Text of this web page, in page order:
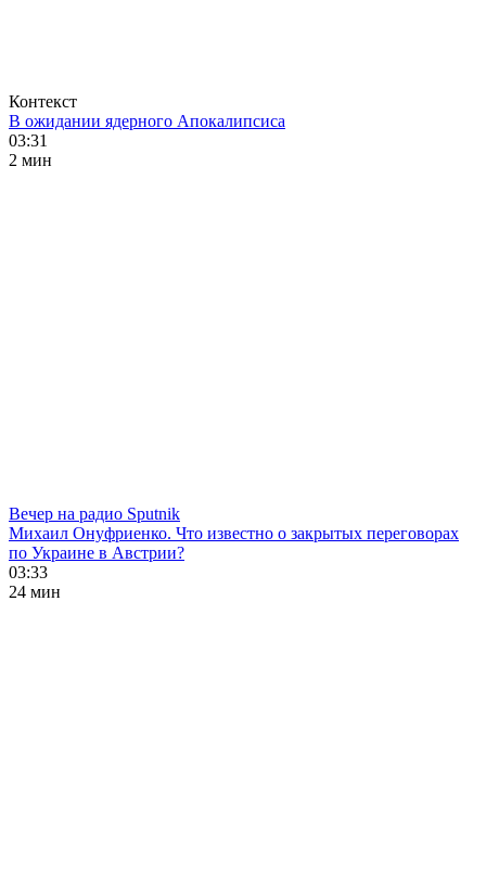
Контекст
В ожидании ядерного Апокалипсиса
03:31
2 мин
Вечер на радио Sputnik
Михаил Онуфриенко. Что известно о закрытых переговорах
по Украине в Австрии?
03:33
24 мин